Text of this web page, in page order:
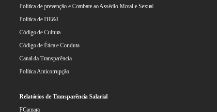
Política de prevenção e Combate ao Assédio Moral e Sexual
Política de DE&I
Código de Cultura
Código de Ética e Conduta
Canal da Transparência
Política Anticorrupção
Relatórios de Transparência Salarial
FCamara